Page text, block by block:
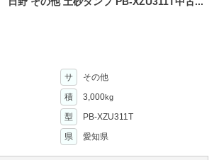
サ
その他
積 3,000kg
型
PB-XZU311T
県 愛知県